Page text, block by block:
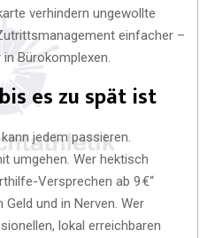
verhindern ungewollte
einfacher –
Bürokomplexen.
es zu spät ist
jedem passieren.
umgehen. Wer hektisch
Versprechen ab 9 €“
und in Nerven. Wer
lokal erreichbaren